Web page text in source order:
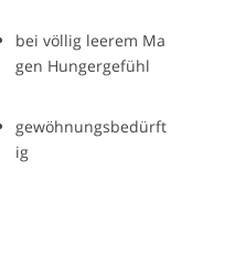
bei völlig leerem Ma
gen Hungergefühl
gewöhnungsbedürft
ig